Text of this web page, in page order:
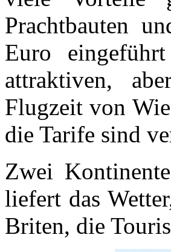
Prachtbauten
Euro
attraktiven,
Flugzeit von
die Tarife sind
Zwei
liefert das
Briten, die